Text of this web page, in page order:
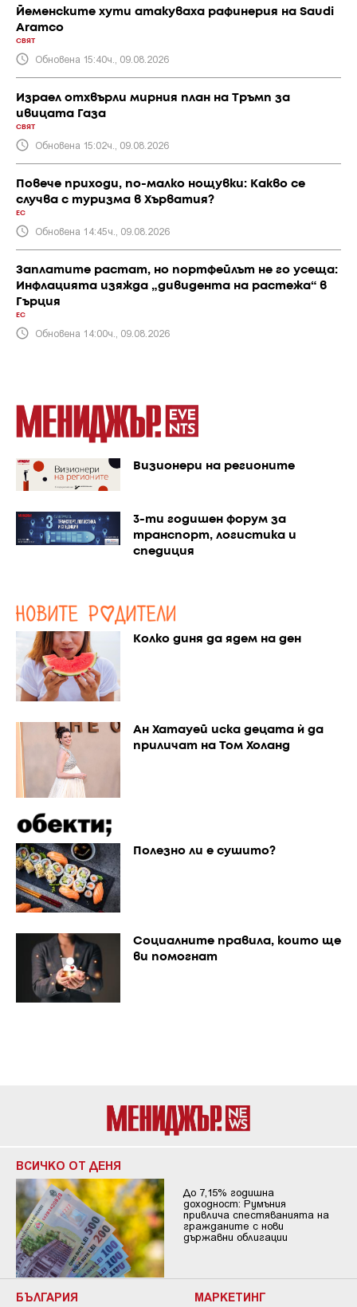
Йеменските хути атакуваха рафинерия на Saudi
Aramco
СВЯТ
Обновена 15:40ч., 09.08.2026
Израел отхвърли мирния план на Тръмп за
ивицата Газа
СВЯТ
Обновена 15:02ч., 09.08.2026
Повече приходи, по-малко нощувки: Какво се
случва с туризма в Хърватия?
ЕС
Обновена 14:45ч., 09.08.2026
Заплатите растат, но портфейлът не го усеща:
Инфлацията изяжда „дивидента на растежа“ в
Гърция
ЕС
Обновена 14:00ч., 09.08.2026
Визионери на регионите
3-ти годишен форум за
транспорт, логистика и
спедиция
Колко диня да ядем на ден
Ан Хатауей иска децата ѝ да
приличат на Том Холанд
Полезно ли е сушито?
Социалните правила, които ще
ви помогнат
ВСИЧКО ОТ ДЕНЯ
До 7,15% годишна
доходност: Румъния
привлича спестяванията на
гражданите с нови
държавни облигации
БЪЛГАРИЯ МАРКЕТИНГ